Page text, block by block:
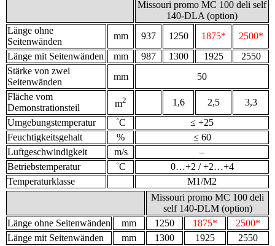
Missouri promo MC 100 deli self
140-DLA (option)
Länge ohne
Seitenwänden
mm 937 1250 1875*
2500*
Länge mit Seitenwänden
mm 987 1300 1925
2550
Stärke von zwei
Seitenwänden
mm
50
Fläche vom
Demonstrationsteil
m2 1,6 2,5
3,3
Umgebungstemperatur
˚С
≤ +25
Feuchtigkeitsgehalt
%
≤ 60
Luftgeschwindigkeit
m/s
–
Betriebstemperatur
˚С
0…+2 / +2…+4
Temperaturklasse
M1/M2
Missouri promo MC 100 deli
self 140-DLM (option)
Länge ohne Seitenwänden
mm 1250 1875*
2500*
Länge mit Seitenwänden
mm 1300 1925
2550